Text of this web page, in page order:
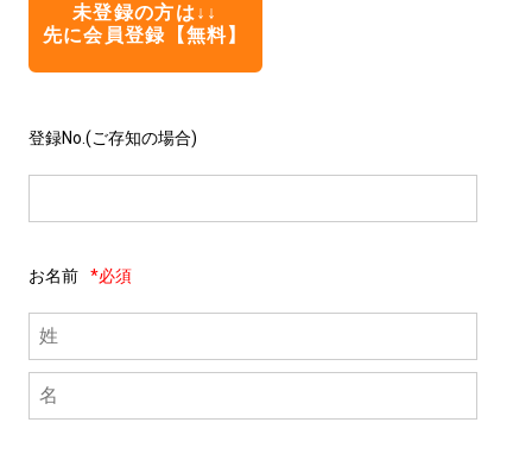
未登録の方は↓↓
先に会員登録【無料】
登録No.(ご存知の場合)
お名前 *必須